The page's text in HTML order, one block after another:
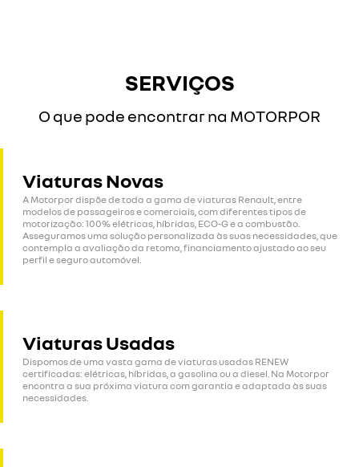
SERVIÇOS
O que pode encontrar na MOTORPOR
Viaturas Novas
A Motorpor dispõe de toda a gama de viaturas Renault, entre
modelos de passageiros e comerciais, com diferentes tipos de
motorização: 100% elétricas, híbridas, ECO-G e a combustão.
Asseguramos uma solução personalizada às suas necessidades, que
contempla a avaliação da retoma, financiamento ajustado ao seu
perfil e seguro automóvel.
Viaturas Usadas
Dispomos de uma vasta gama de viaturas usadas RENEW
certificadas: elétricas, híbridas, a gasolina ou a diesel. Na Motorpor
encontra a sua próxima viatura com garantia e adaptada às suas
necessidades.